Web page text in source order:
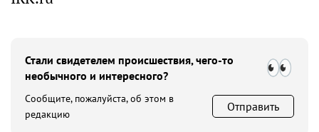
Стали свидетелем происшествия, чего-то
необычного и интересного?
Сообщите, пожалуйста, об этом в
редакцию
Отправить